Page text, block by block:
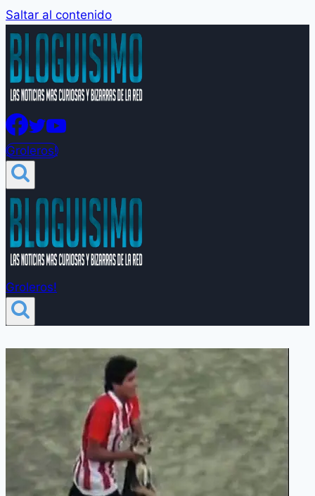
Saltar al contenido
Groleros!
Groleros!